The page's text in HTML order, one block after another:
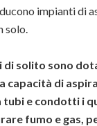
impianti di
solo.
di solito sono
capacità di
tubi e condotti i
fumo e gas,